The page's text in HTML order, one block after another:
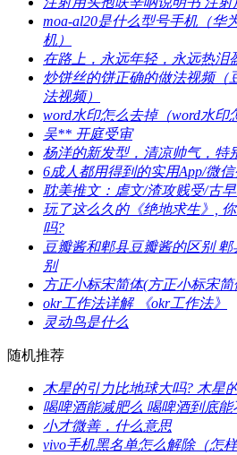
​moa-al20是什么型号手机（华
机）
在路上，永远年轻，永远热泪
炒饼丝的饼正确的做法视频（
法视频）
​word水印怎么去掉（word水印
​吴** 开庭受审
杨洋的新发型，清凉帅气，特
​6成人都用得到的实用App/微
耽美推文：虐文/渣攻贱受/古
玩了这么久的《绝地求生》,
吗?
豆瓣酱和郫县豆瓣酱的区别
别
方正小标宋简体(方正小标宋
​okr工作法详解 《okr工作法》
​灵动鸟是什么
随机推荐
木星的引力比地球大吗? 木星
喝啤酒能减肥么 喝啤酒到底能
​小才微善，什么意思
​vivo手机黑名单怎么解除（怎